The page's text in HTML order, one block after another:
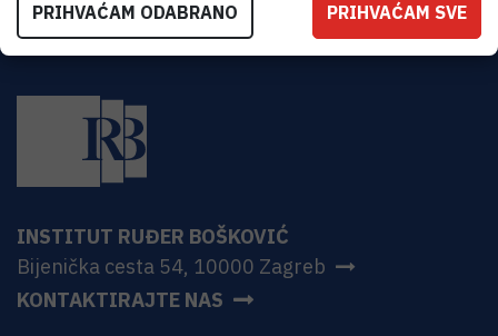
INSTITUT RUĐER BOŠKOVIĆ
Bijenička cesta 54, 10000 Zagreb
KONTAKTIRAJTE NAS
PRIHVAĆAM ODABRANO PRIHVAĆAM SVE